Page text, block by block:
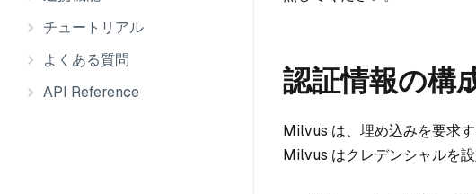
チュートリアル
よくある質問
API Reference
認証情報の構
Milvus は、埋め込みを要求
Milvus はクレデンシャルを